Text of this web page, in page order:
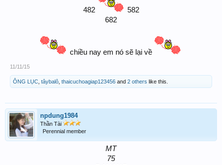
482
582
682
chiều nay em nó sẽ lại về
11/11/15
ÔNG LỤC tâybalô thaicuchoagiap123456 and 2 others like this.
npdung1984
Thần Tài
Perennial member
MT
75